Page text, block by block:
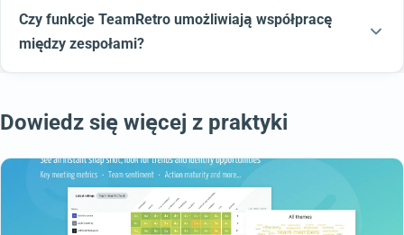
Czy funkcje TeamRetro umożliwiają współpracę
między zespołami?
Dowiedz się więcej z praktyki